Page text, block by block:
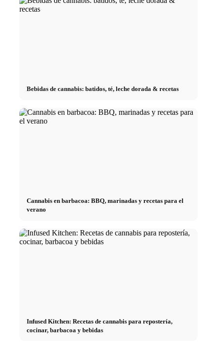
Bebidas de cannabis: batidos, té, leche dorada & recetas
Cannabis en barbacoa: BBQ, marinadas y recetas para el
verano
Infused Kitchen: Recetas de cannabis para repostería,
cocinar, barbacoa y bebidas